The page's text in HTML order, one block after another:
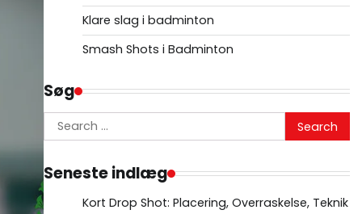
Klare slag i badminton
Smash Shots i Badminton
Søg
Search
for:
Seneste indlæg
Kort Drop Shot: Placering, Overraskelse, Teknik